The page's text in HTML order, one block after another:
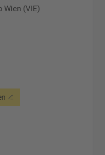
Wien (VIE)